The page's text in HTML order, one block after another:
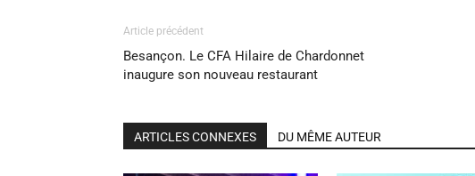
Article précédent
Besançon. Le CFA Hilaire de Chardonnet
inaugure son nouveau restaurant
ARTICLES CONNEXES DU MÊME AUTEUR